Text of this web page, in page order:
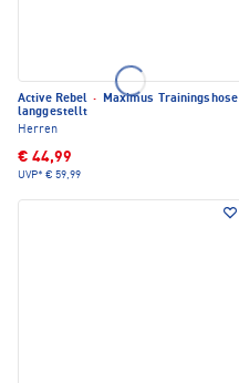
Active Rebel ·
Maximus Trainingshose
langgestellt
Herren
€ 44,99
UVP* € 59,99